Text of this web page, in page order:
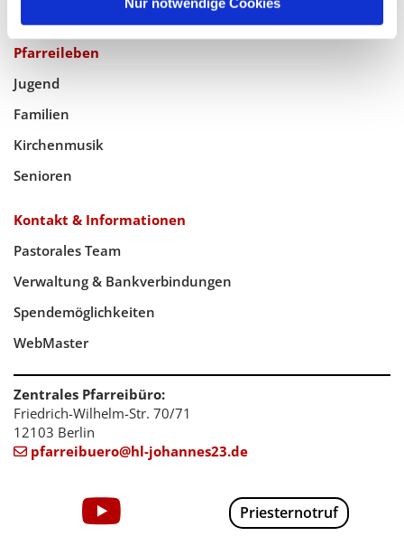
Taufe, Kommunion & Trauung
Pfarreileben
Jugend
Familien
Kirchenmusik
Senioren
Kontakt & Informationen
Pastorales Team
Verwaltung & Bankverbindungen
Spendemöglichkeiten
WebMaster
Zentrales Pfarreibüro:
Friedrich-Wilhelm-Str. 70/71
12103 Berlin
 pfarreibuero@hl-johannes23.de
Priesternotruf